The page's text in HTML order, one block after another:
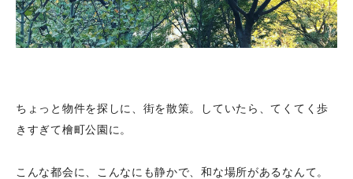
ちょっと物件を探しに、街を散策。していたら、てくてく歩
きすぎて檜町公園に。
こんな都会に、こんなにも静かで、和な場所があるなんて。